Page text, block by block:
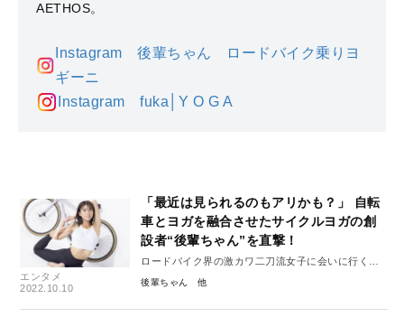
AETHOS。
Instagram 後輩ちゃん ロードバイク乗りヨ
ギーニ
Instagram fuka│Y O G A
エンタメ
2022.10.10
「最近は見られるのもアリかも？」 自転
車とヨガを融合させたサイクルヨガの創
設者“後輩ちゃん”を直撃！
ロードバイク界の激カワ二刀流女子に会いに行く
Vol.1
後輩ちゃん